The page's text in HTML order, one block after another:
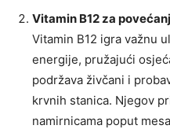
Vitamin B12 za
Vitamin B12 igra važnu
energije, pružajući
podržava živčani i
krvnih stanica. Njegov
namirnicama poput